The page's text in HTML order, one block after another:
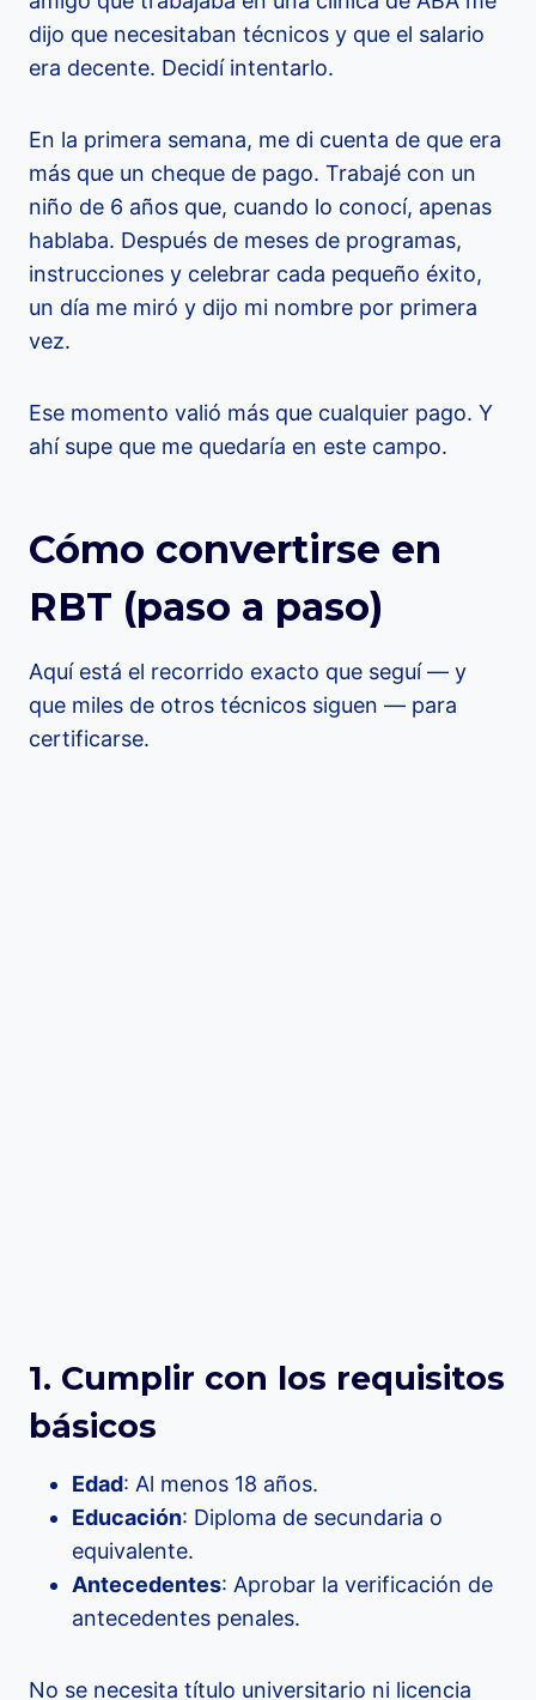
dijo que necesitaban técnicos y que el salario
era decente. Decidí intentarlo.
En la primera semana, me di cuenta de que era
más que un cheque de pago. Trabajé con un
niño de 6 años que, cuando lo conocí, apenas
hablaba. Después de meses de programas,
instrucciones y celebrar cada pequeño éxito,
un día me miró y dijo mi nombre por primera
vez.
Ese momento valió más que cualquier pago. Y
ahí supe que me quedaría en este campo.
Cómo convertirse en
RBT (paso a paso)
Aquí está el recorrido exacto que seguí — y
que miles de otros técnicos siguen — para
certificarse.
1. Cumplir con los requisitos
básicos
Edad: Al menos 18 años.
Educación: Diploma de secundaria o
equivalente.
Antecedentes: Aprobar la verificación de
antecedentes penales.
No se necesita título universitario ni licencia